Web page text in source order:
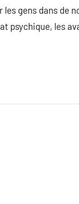
gens dans de
psychique, les